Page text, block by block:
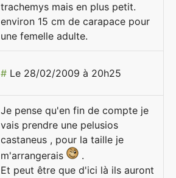
trachemys mais en plus petit.
environ 15 cm de carapace pour
une femelle adulte.
# Le 28/02/2009 à 20h25
Je pense qu'en fin de compte je
vais prendre une pelusios
castaneus , pour la taille je
m'arrangerais
.
Et peut être que d'ici là ils auront